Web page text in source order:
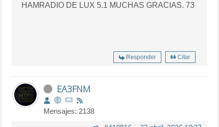
HAMRADIO DE LUX 5.1 MUCHAS GRACIAS. 73
Responder Citar
EA3FNM
Mensajes: 2138